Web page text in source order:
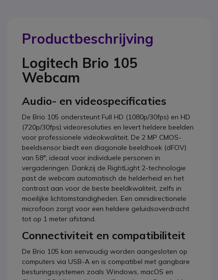
Productbeschrijving
Logitech Brio 105
Webcam
Audio- en videospecificaties
De Brio 105 ondersteunt Full HD (1080p/30fps) en HD
(720p/30fps) videoresoluties en levert heldere beelden
voor professionele videokwaliteit. De 2 MP CMOS-
beeldsensor biedt een diagonale beeldhoek (dFOV)
van 58°, ideaal voor individuele personen in
vergaderingen. Dankzij de RightLight 2-technologie
past de webcam automatisch de helderheid en het
contrast aan voor de beste beeldkwaliteit, zelfs in
moeilijke lichtomstandigheden. Een omnidirectionele
microfoon zorgt voor een heldere geluidsoverdracht
tot op 1 meter afstand.
Connectiviteit en compatibiliteit
De Brio 105 kan eenvoudig worden aangesloten op
computers via USB-A en is compatibel met gangbare
besturingssystemen zoals Windows, macOS en